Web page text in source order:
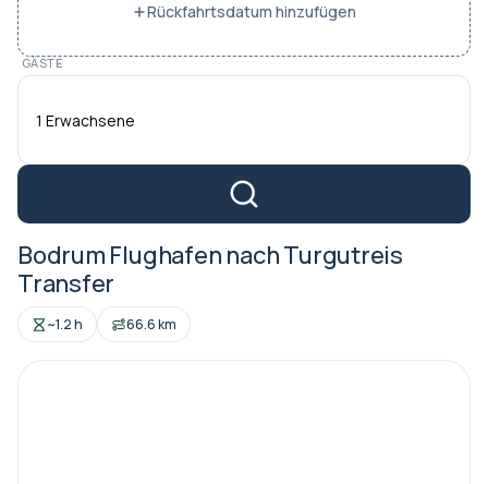
Rückfahrtsdatum hinzufügen
GÄSTE
1 Erwachsene
Bodrum Flughafen nach Turgutreis
Transfer
~1.2 h 66.6 km